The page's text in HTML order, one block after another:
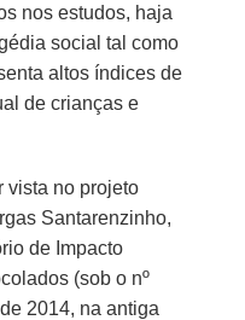
nos estudos, haja
social tal como
altos índices de
de crianças e
vista no projeto
Santarenzinho,
de Impacto
(sob o nº
2014, na antiga